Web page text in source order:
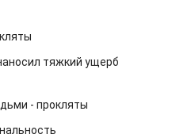
тяжкий ущерб
- прокляты